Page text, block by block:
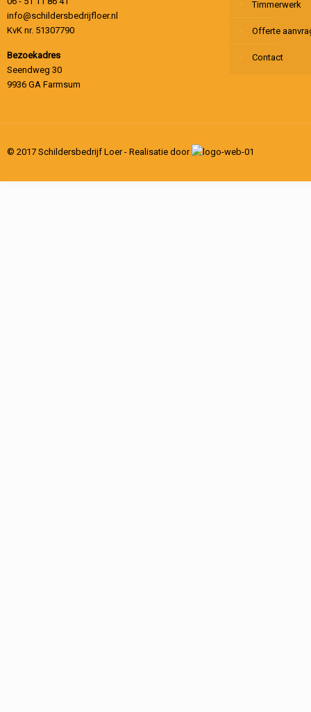
info@schildersbedrijfloer.nl
KvK nr. 51307790
Bezoekadres
Seendweg 30
9936 GA Farmsum
Timmerwerk
Offerte
Contact
© 2017 Schildersbedrijf Loer - Realisatie door